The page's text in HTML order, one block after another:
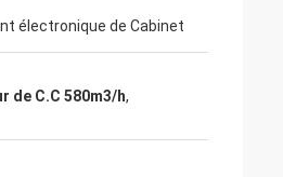
électronique de Cabinet
de C.C 580m3/h,